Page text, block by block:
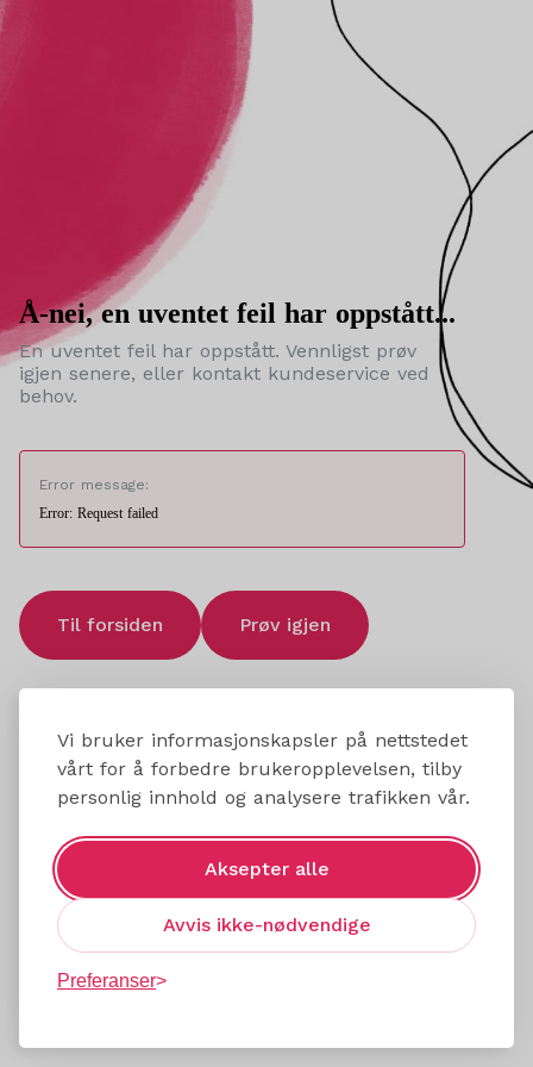
Vi bruker informasjonskapsler på nettstedet
vårt for å forbedre brukeropplevelsen, tilby
personlig innhold og analysere trafikken vår.
Aksepter alle
Avvis ikke-nødvendige
Preferanser
Å-nei, en uventet feil har oppstått...
En uventet feil har oppstått. Vennligst prøv
igjen senere, eller kontakt kundeservice ved
behov.
Error message:
Error: Request failed
Til forsiden Prøv igjen